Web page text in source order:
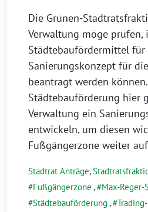
Die Grünen-
Verwaltung möge prüfen,
Städtebaufördermittel für
Sanierungskonzept für
beantragt werden
Städtebauförderung hier
Verwaltung ein
entwickeln, um diesen
Fußgängerzone weiter
Stadtrat Anträge,
Fußgängerzone , Max-Reger-
Städtebauförderung ,